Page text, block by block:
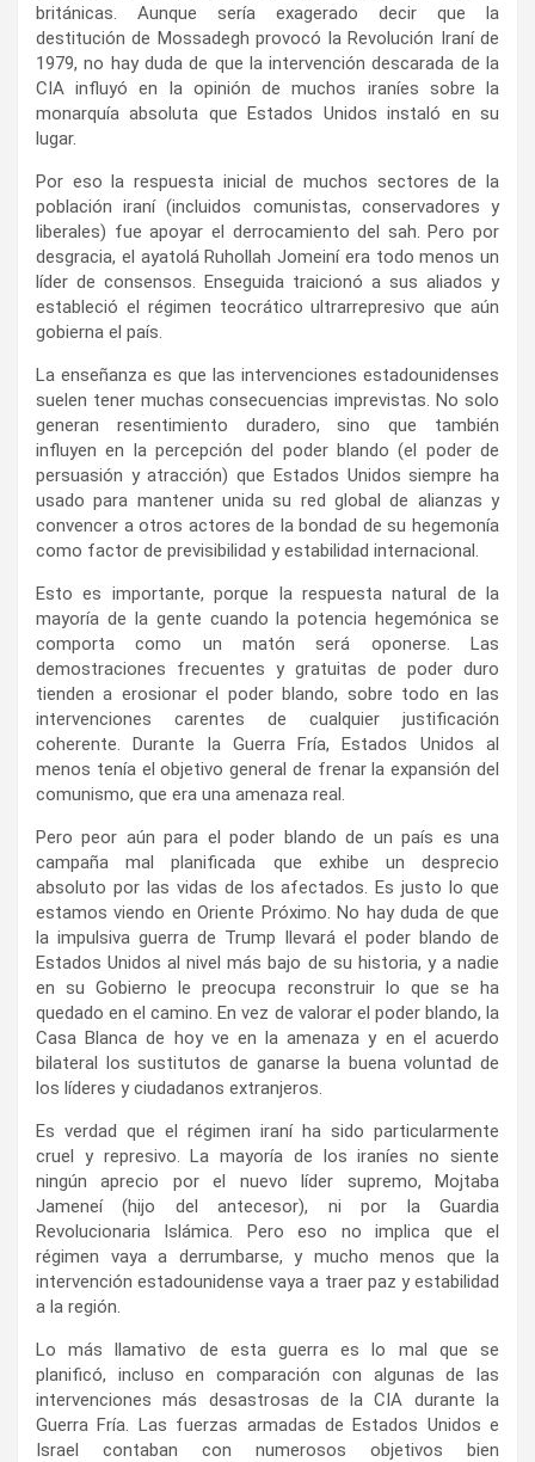
británicas. Aunque sería exagerado decir que la
destitución de Mossadegh provocó la Revolución Iraní de
1979, no hay duda de que la intervención descarada de la
CIA influyó en la opinión de muchos iraníes sobre la
monarquía absoluta que Estados Unidos instaló en su
lugar.
Por eso la respuesta inicial de muchos sectores de la
población iraní (incluidos comunistas, conservadores y
liberales) fue apoyar el derrocamiento del sah. Pero por
desgracia, el ayatolá Ruhollah Jomeiní era todo menos un
líder de consensos. Enseguida traicionó a sus aliados y
estableció el régimen teocrático ultrarrepresivo que aún
gobierna el país.
La enseñanza es que las intervenciones estadounidenses
suelen tener muchas consecuencias imprevistas. No solo
generan resentimiento duradero, sino que también
influyen en la percepción del poder blando (el poder de
persuasión y atracción) que Estados Unidos siempre ha
usado para mantener unida su red global de alianzas y
convencer a otros actores de la bondad de su hegemonía
como factor de previsibilidad y estabilidad internacional.
Esto es importante, porque la respuesta natural de la
mayoría de la gente cuando la potencia hegemónica se
comporta como un matón será oponerse. Las
demostraciones frecuentes y gratuitas de poder duro
tienden a erosionar el poder blando, sobre todo en las
intervenciones carentes de cualquier justificación
coherente. Durante la Guerra Fría, Estados Unidos al
menos tenía el objetivo general de frenar la expansión del
comunismo, que era una amenaza real.
Pero peor aún para el poder blando de un país es una
campaña mal planificada que exhibe un desprecio
absoluto por las vidas de los afectados. Es justo lo que
estamos viendo en Oriente Próximo. No hay duda de que
la impulsiva guerra de Trump llevará el poder blando de
Estados Unidos al nivel más bajo de su historia, y a nadie
en su Gobierno le preocupa reconstruir lo que se ha
quedado en el camino. En vez de valorar el poder blando, la
Casa Blanca de hoy ve en la amenaza y en el acuerdo
bilateral los sustitutos de ganarse la buena voluntad de
los líderes y ciudadanos extranjeros.
Es verdad que el régimen iraní ha sido particularmente
cruel y represivo. La mayoría de los iraníes no siente
ningún aprecio por el nuevo líder supremo, Mojtaba
Jameneí (hijo del antecesor), ni por la Guardia
Revolucionaria Islámica. Pero eso no implica que el
régimen vaya a derrumbarse, y mucho menos que la
intervención estadounidense vaya a traer paz y estabilidad
a la región.
Lo más llamativo de esta guerra es lo mal que se
planificó, incluso en comparación con algunas de las
intervenciones más desastrosas de la CIA durante la
Guerra Fría. Las fuerzas armadas de Estados Unidos e
Israel contaban con numerosos objetivos bien